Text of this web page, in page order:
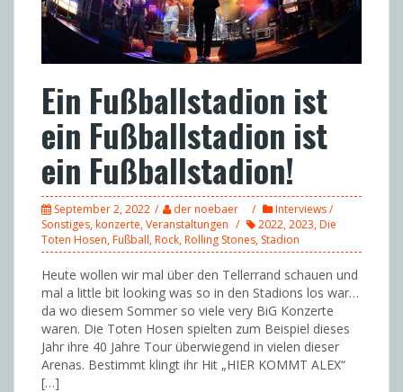
Ein Fußballstadion ist
ein Fußballstadion ist
ein Fußballstadion!
September 2, 2022 der noebaer
Interviews /
Sonstiges,konzerte,Veranstaltungen 2022,2023,Die
Toten Hosen,Fußball,Rock,Rolling Stones, Stadion
Heute wollen wir mal über den Tellerrand schauen und
mal a little bit looking was so in den Stadions los war…
da wo diesem Sommer so viele very BiG Konzerte
waren. Die Toten Hosen spielten zum Beispiel dieses
Jahr ihre 40 Jahre Tour überwiegend in vielen dieser
Arenas. Bestimmt klingt ihr Hit „HIER KOMMT ALEX“
[…]